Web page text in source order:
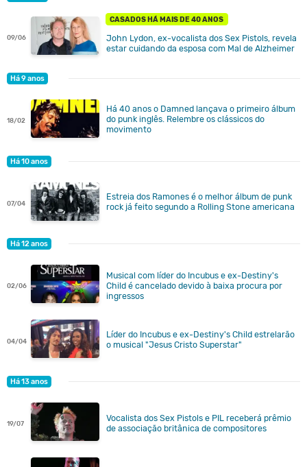
09/06
CASADOS HÁ MAIS DE 40 ANOS
John Lydon, ex-vocalista dos Sex Pistols, revela
estar cuidando da esposa com Mal de Alzheimer
Há 9 anos
18/02
Há 40 anos o Damned lançava o primeiro álbum
do punk inglês. Relembre os clássicos do
movimento
Há 10 anos
07/04
Estreia dos Ramones é o melhor álbum de punk
rock já feito segundo a Rolling Stone americana
Há 12 anos
02/06
Musical com líder do Incubus e ex-Destiny's
Child é cancelado devido à baixa procura por
ingressos
04/04
Líder do Incubus e ex-Destiny's Child estrelarão
o musical "Jesus Cristo Superstar"
Há 13 anos
19/07
Vocalista dos Sex Pistols e PIL receberá prêmio
de associação britânica de compositores